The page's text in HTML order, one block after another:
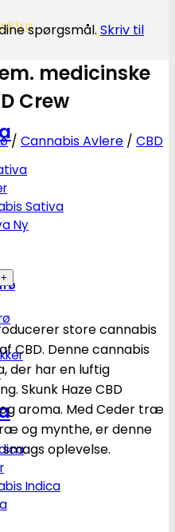
Sativa
Indica
spørgsmål. Skriv til
medicinske
Crew
/ Cannabis Avlere / CBD
store cannabis
CBD. Denne cannabis
der har en luftig
Skunk Haze CBD
aroma. Med Ceder træ
og mynthe, er denne
oplevelse.